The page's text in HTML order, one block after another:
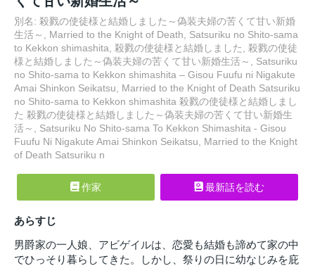
別名: 殺戮の使徒様と結婚しました～偽装夫婦の苦くて甘い新婚
生活～, Married to the Knight of Death, Satsuriku no Shito-sama
to Kekkon shimashita, 殺戮の使徒様と結婚しました, 殺戮の使徒
様と結婚しました～偽装夫婦の苦くて甘い新婚生活～, Satsuriku
no Shito-sama to Kekkon shimashita – Gisou Fuufu ni Nigakute
Amai Shinkon Seikatsu, Married to the Knight of Death Satsuriku
no Shito-sama to Kekkon shimashita 殺戮の使徒様と結婚しまし
た 殺戮の使徒様と結婚しました～偽装夫婦の苦くて甘い新婚生
活～, Satsuriku No Shito-sama To Kekkon Shimashita - Gisou
Fuufu Ni Nigakute Amai Shinkon Seikatsu, Married to the Knight
of Death Satsuriku n
作家 最新話を読む
あらすじ
男爵家の一人娘、アビゲイルは、恋愛も結婚も諦めて家の中
でひっそり暮らしてきた。しかし、祭りの日に幼なじみを庇